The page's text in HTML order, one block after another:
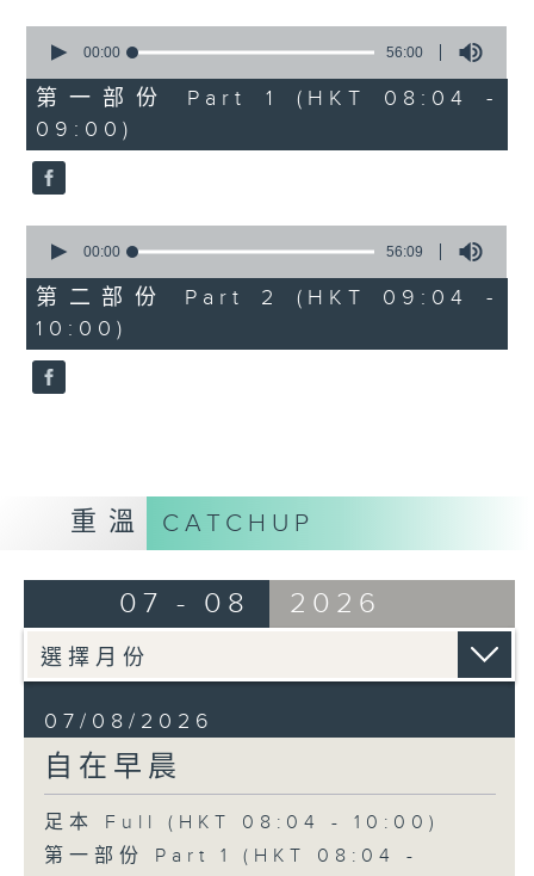
seconds
56
minutes,
0
seconds
00:00 56:00
第一部份 Part 1 (HKT 08:04 -
09:00)
seconds
56
minutes,
9
seconds
00:00 56:09
第二部份 Part 2 (HKT 09:04 -
10:00)
重溫 CATCHUP
07 - 08 2026
07/08/2026
自在早晨
足本 Full (HKT 08:04 - 10:00)
第一部份 Part 1 (HKT 08:04 -